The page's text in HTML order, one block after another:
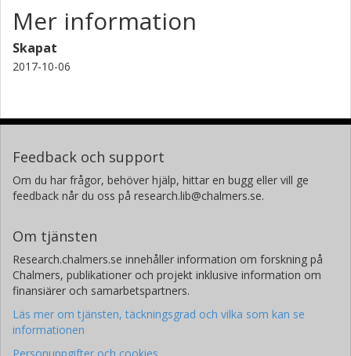
Mer information
Skapat
2017-10-06
Feedback och support
Om du har frågor, behöver hjälp, hittar en bugg eller vill ge
feedback når du oss på research.lib@chalmers.se.
Om tjänsten
Research.chalmers.se innehåller information om forskning på
Chalmers, publikationer och projekt inklusive information om
finansiärer och samarbetspartners.
Läs mer om tjänsten, täckningsgrad och vilka som kan se
informationen